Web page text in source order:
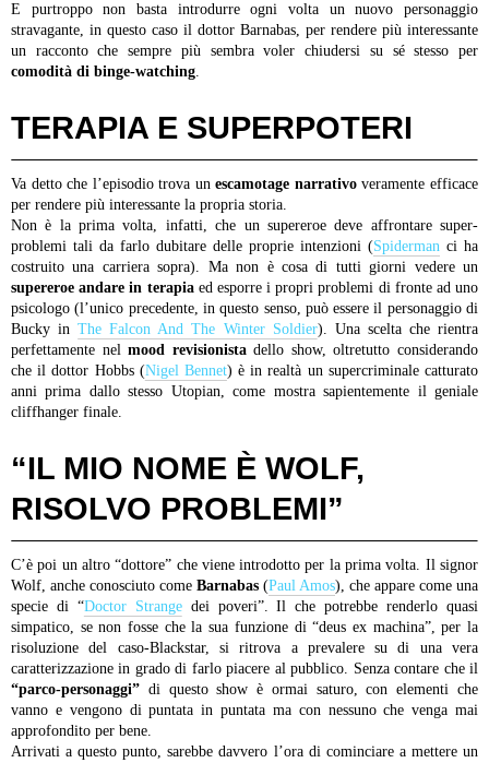
E purtroppo non basta introdurre ogni volta un nuovo personaggio
stravagante, in questo caso il dottor Barnabas, per rendere più interessante
un racconto che sempre più sembra voler chiudersi su sé stesso per
comodità di binge-watching.
TERAPIA E SUPERPOTERI
Va detto che l’episodio trova unescamotage narrativoveramente efficace
per rendere più interessante la propria storia.
Non è la prima volta, infatti, che un supereroe deve affrontare super-
problemi tali da farlo dubitare delle proprie intenzioni (Spiderman ci ha
costruito una carriera sopra). Ma non è cosa di tutti giorni vedere un
supereroe andare in terapiaed esporre i propri problemi di fronte ad uno
psicologo (l’unico precedente, in questo senso, può essere il personaggio di
Bucky inThe Falcon And The Winter Soldier). Una scelta che rientra
perfettamente nelmood revisionistadello show, oltretutto considerando
che il dottor Hobbs (Nigel Bennet) è in realtà un supercriminale catturato
anni prima dallo stesso Utopian, come mostra sapientemente il geniale
cliffhanger finale.
“IL MIO NOME È WOLF,
RISOLVO PROBLEMI”
C’è poi un altro “dottore” che viene introdotto per la prima volta. Il signor
Wolf, anche conosciuto come Barnabas (Paul Amos), che appare come una
specie di “Doctor Strangedei poveri”. Il che potrebbe renderlo quasi
simpatico, se non fosse che la sua funzione di “deus ex machina”, per la
risoluzione del caso-Blackstar, si ritrova a prevalere su di una vera
caratterizzazione in grado di farlo piacere al pubblico. Senza contare che il
“parco-personaggi” di questo show è ormai saturo, con elementi che
vanno e vengono di puntata in puntata ma con nessuno che venga mai
approfondito per bene.
Arrivati a questo punto, sarebbe davvero l’ora di cominciare a mettere un